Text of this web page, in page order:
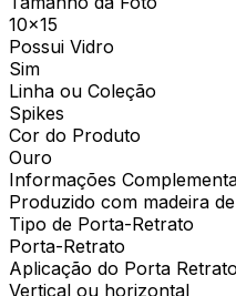
10x15
Possui Vidro
Sim
Linha ou Coleção
Spikes
Cor do Produto
Ouro
Informações
Produzido com madeira
Tipo de Porta-Retrato
Porta-Retrato
Aplicação do Porta Retrato
Vertical ou horizontal